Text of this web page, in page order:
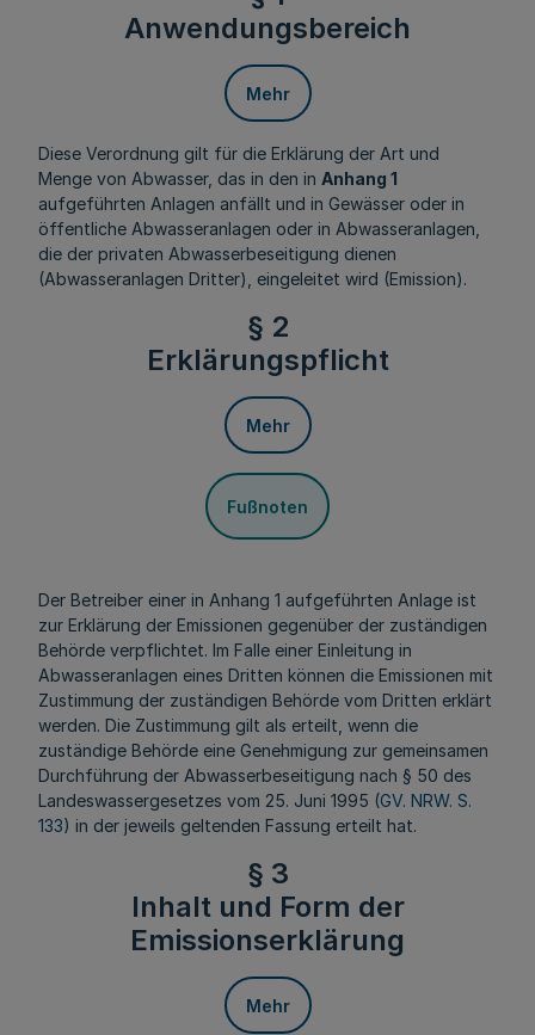
Anwendungsbereich
Mehr
Diese Verordnung gilt für die Erklärung der Art und
Menge von Abwasser, das in den in Anhang 1
aufgeführten Anlagen anfällt und in Gewässer oder in
öffentliche Abwasseranlagen oder in Abwasseranlagen,
die der privaten Abwasserbeseitigung dienen
(Abwasseranlagen Dritter), eingeleitet wird (Emission).
§ 2
Erklärungspflicht
Mehr
Fußnoten
Der Betreiber einer in Anhang 1 aufgeführten Anlage ist
zur Erklärung der Emissionen gegenüber der zuständigen
Behörde verpflichtet. Im Falle einer Einleitung in
Abwasseranlagen eines Dritten können die Emissionen mit
Zustimmung der zuständigen Behörde vom Dritten erklärt
werden. Die Zustimmung gilt als erteilt, wenn die
zuständige Behörde eine Genehmigung zur gemeinsamen
Durchführung der Abwasserbeseitigung nach § 50 des
Landeswassergesetzes vom 25. Juni 1995 (GV. NRW. S.
133) in der jeweils geltenden Fassung erteilt hat.
§ 3
Inhalt und Form der
Emissionserklärung
Mehr